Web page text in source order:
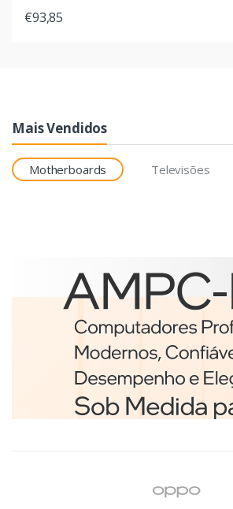
€93,85
Mais Vendidos
Motherboards Televisões
Etiquetas
Brother
etiqueta
Branco
€98,75